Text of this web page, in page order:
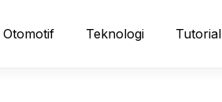
Otomotif Teknologi Tutorial